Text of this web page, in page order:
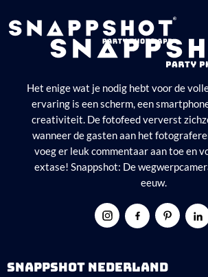
Het enige wat je nodig hebt voor de
ervaring is een scherm, een
creativiteit. De fotofeed ververst
wanneer de gasten aan het
voeg er leuk commentaar aan toe en
extase! Snappshot: De
eeuw.
SNAPPSHOT NEDERLAND